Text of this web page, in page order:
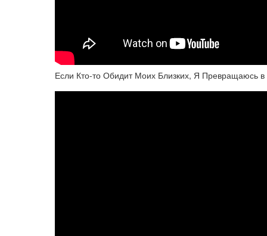
Если Кто-то Обидит Моих Близких, Я Превращаюсь